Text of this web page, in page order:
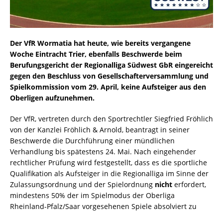
Der VfR Wormatia hat heute, wie bereits vergangene
Woche Eintracht Trier, ebenfalls Beschwerde beim
Berufungsgericht der Regionalliga Südwest GbR eingereicht
gegen den Beschluss von Gesellschafterversammlung und
Spielkommission vom 29. April, keine Aufsteiger aus den
Oberligen aufzunehmen.
Der VfR, vertreten durch den Sportrechtler Siegfried Fröhlich
von der Kanzlei Fröhlich & Arnold, beantragt in seiner
Beschwerde die Durchführung einer mündlichen
Verhandlung bis spätestens 24. Mai. Nach eingehender
rechtlicher Prüfung wird festgestellt, dass es die sportliche
Qualifikation als Aufsteiger in die Regionalliga im Sinne der
Zulassungsordnung und der Spielordnung nicht erfordert,
mindestens 50% der im Spielmodus der Oberliga
Rheinland-Pfalz/Saar vorgesehenen Spiele absolviert zu